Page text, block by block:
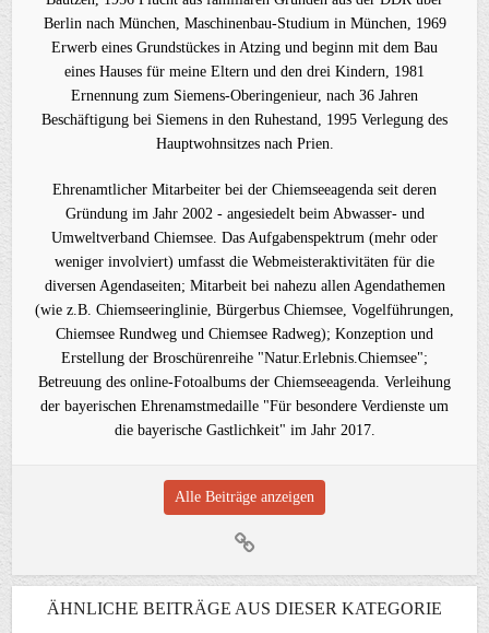
Berlin nach München, Maschinenbau-Studium in München, 1969
Erwerb eines Grundstückes in Atzing und beginn mit dem Bau
eines Hauses für meine Eltern und den drei Kindern, 1981
Ernennung zum Siemens-Oberingenieur, nach 36 Jahren
Beschäftigung bei Siemens in den Ruhestand, 1995 Verlegung des
Hauptwohnsitzes nach Prien.
Ehrenamtlicher Mitarbeiter bei der Chiemseeagenda seit deren
Gründung im Jahr 2002 - angesiedelt beim Abwasser- und
Umweltverband Chiemsee. Das Aufgabenspektrum (mehr oder
weniger involviert) umfasst die Webmeisteraktivitäten für die
diversen Agendaseiten; Mitarbeit bei nahezu allen Agendathemen
(wie z.B. Chiemseeringlinie, Bürgerbus Chiemsee, Vogelführungen,
Chiemsee Rundweg und Chiemsee Radweg); Konzeption und
Erstellung der Broschürenreihe "Natur.Erlebnis.Chiemsee";
Betreuung des online-Fotoalbums der Chiemseeagenda. Verleihung
der bayerischen Ehrenamstmedaille "Für besondere Verdienste um
die bayerische Gastlichkeit" im Jahr 2017.
Alle Beiträge anzeigen
ÄHNLICHE BEITRÄGE AUS DIESER KATEGORIE